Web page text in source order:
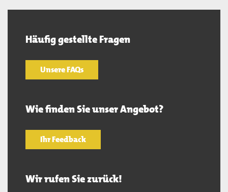
Häufig gestellte Fragen
Unsere FAQs
Wie finden Sie unser Angebot?
Ihr Feedback
Wir rufen Sie zurück!